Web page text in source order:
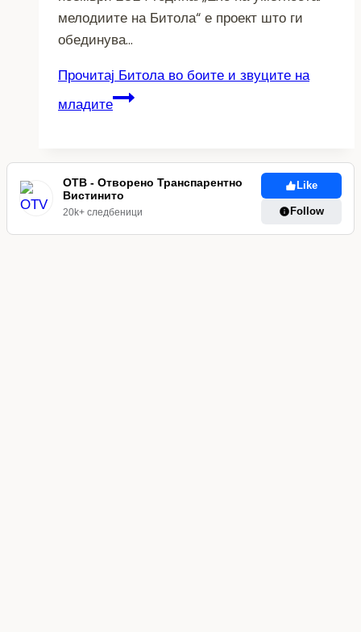
мелодиите на Битола“ е проект што ги
обединува…
Прочитај Битола во боите и звуците на
младите
ОТВ - Отворено Транспарентно
Вистинито
20k+ следбеници
Like
Follow